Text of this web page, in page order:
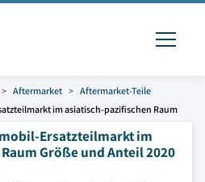
Aftermarket
Aftermarket-Teile
im asiatisch-pazifischen Raum
Ersatzteilmarkt im
Größe und Anteil 2020